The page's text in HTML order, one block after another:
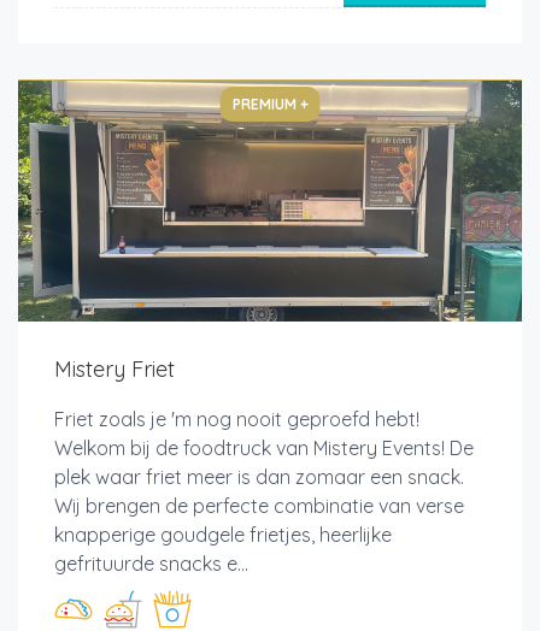
PREMIUM +
Mistery Friet
Friet zoals je 'm nog nooit geproefd hebt!
Welkom bij de foodtruck van Mistery Events! De
plek waar friet meer is dan zomaar een snack.
Wij brengen de perfecte combinatie van verse
knapperige goudgele frietjes, heerlijke
gefrituurde snacks e...